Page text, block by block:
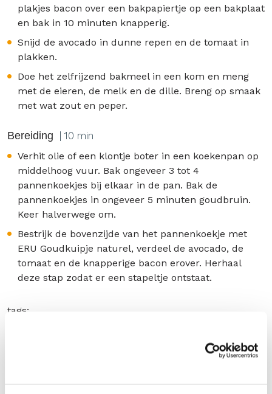
plakjes bacon over een bakpapiertje op een bakplaat
en bak in 10 minuten knapperig.
Snijd de avocado in dunne repen en de tomaat in
plakken.
Doe het zelfrijzend bakmeel in een kom en meng
met de eieren, de melk en de dille. Breng op smaak
met wat zout en peper.
Bereiding | 10 min
Verhit olie of een klontje boter in een koekenpan op
middelhoog vuur. Bak ongeveer 3 tot 4
pannenkoekjes bij elkaar in de pan. Bak de
pannenkoekjes in ongeveer 5 minuten goudbruin.
Keer halverwege om.
Bestrijk de bovenzijde van het pannenkoekje met
ERU Goudkuipje naturel, verdeel de avocado, de
tomaat en de knapperige bacon erover. Herhaal
deze stap zodat er een stapeltje ontstaat.
tags: